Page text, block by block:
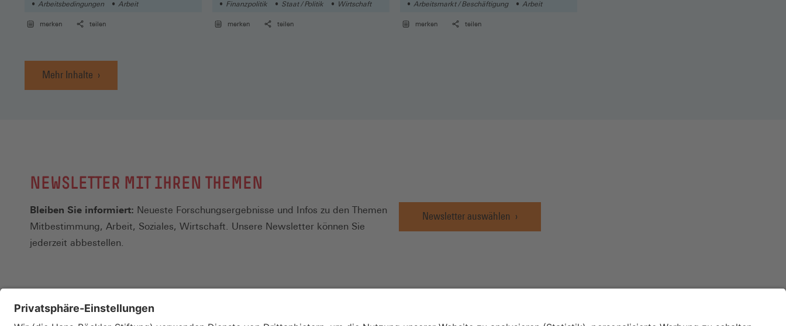
Arbeitsbedingungen
Arbeit
merken teilen
Finanzpolitik Staat / Politik Wirtschaft
merken teilen
Arbeitsmarkt / Beschäftigung
Arbeit
merken teilen
Mehr Inhalte
NEWSLETTER MIT IHREN THEMEN
Bleiben Sie informiert: Neueste Forschungsergebnisse und Infos zu den Themen
Mitbestimmung, Arbeit, Soziales, Wirtschaft. Unsere Newsletter können Sie
jederzeit abbestellen.
Newsletter auswählen